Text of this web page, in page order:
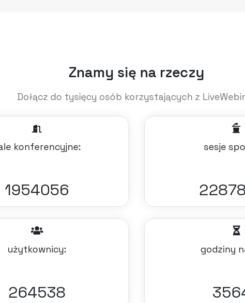
Znamy się na rzeczy
Dołącz do tysięcy osób korzystających z
konferencyjne:
2124851
sesje
użytkownicy:
287749
godziny